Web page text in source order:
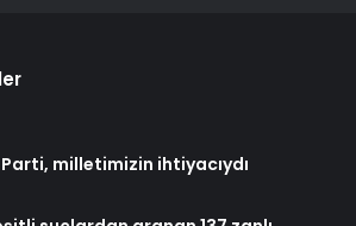
Parti, milletimizin ihtiyacıydı